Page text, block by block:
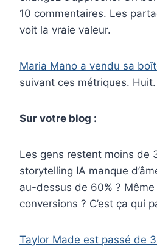
10 commentaires. Les
voit la vraie valeur.
Maria Mano a vendu sa
suivant ces métriques.
Sur votre blog :
Les gens restent moins de
storytelling IA manque
au-dessus de 60% ?
conversions ? C’est ça qui
Taylor Made est passé de